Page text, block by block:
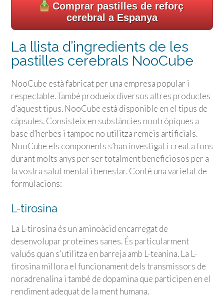
Comprar pastilles de reforç
cerebral a Espanya
La llista d’ingredients de les
pastilles cerebrals NooCube
NooCube està fabricat per una empresa popular i
respectable. També produeix diversos altres productes
d’aquest tipus. NooCube està disponible en el tipus de
càpsules. Consisteix en substàncies nootròpiques a
base d’herbes i tampoc no utilitza remeis artificials.
NooCube els components s’han investigat i creat a fons
durant molts anys per ser totalment beneficiosos per a
la vostra salut mental i benestar. Conté una varietat de
formulacions:
L-tirosina
La L-tirosina és un aminoàcid encarregat de
desenvolupar proteïnes sanes. És particularment
valuós quan s’utilitza en barreja amb L-teanina. La L-
tirosina millora el funcionament dels transmissors de
noradrenalina i també de dopamina que participen en el
rendiment adequat de la ment humana.